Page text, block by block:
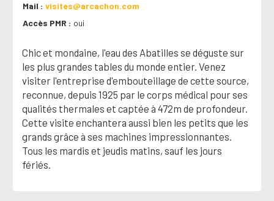
Mail
visites@arcachon.com
Accès PMR
oui
Chic et mondaine, l'eau des Abatilles se déguste sur
les plus grandes tables du monde entier. Venez
visiter l'entreprise d'embouteillage de cette source,
reconnue, depuis 1925 par le corps médical pour ses
qualités thermales et captée à 472m de profondeur.
Cette visite enchantera aussi bien les petits que les
grands grâce à ses machines impressionnantes.
Tous les mardis et jeudis matins, sauf les jours
fériés.